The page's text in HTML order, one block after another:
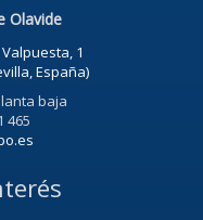
Olavide
1
España)
baja
465